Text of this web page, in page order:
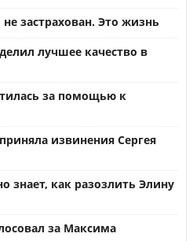
застрахован. Это жизнь
лучшее качество в
за помощью к
извинения Сергея
знает, как разозлить Элину
за Максима